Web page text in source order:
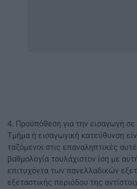
4. Προϋπόθεση για την εισαγωγή
Τμήμα ή εισαγωγική κατεύθυνση
ταζόμενοι στις επαναληπτικές
βαθμολογία τουλάχιστον ίση με
επιτυχόντα των πανελλαδικών
εξεταστικής περιόδου της